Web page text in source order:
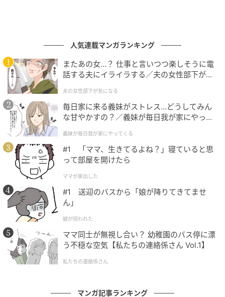
無理すぎる…断固として拒否！
人気連載マンガランキング
またあの女…？ 仕事と言いつつ楽しそうに電
話する夫にイライラする／夫の女性部下が気
夫の女性部下が気になる
毎日家に来る義妹がストレス…どうしてみん
な甘やかすの？／義妹が毎日我が家にやって
が】
義妹が毎日我が家にやってくる
#1 「ママ、生きてるよね？」寝ていると思
って部屋を開けたら
ママが家出した
#1 送迎のバスから「娘が降りてきてませ
ん」
娘が拐われた
ママ同士が無視し合い？ 幼稚園のバス停に漂
う不穏な空気【私たちの連絡係さん Vol.1】
私たちの連絡係さん
マンガ記事ランキング